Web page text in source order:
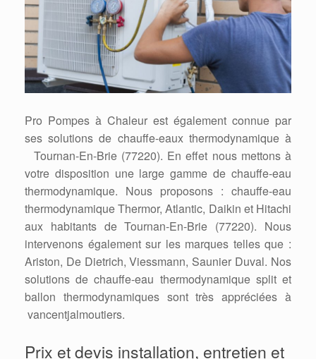
Pro Pompes à Chaleur est également connue par
ses solutions de chauffe-eaux thermodynamique à
Tournan-En-Brie (77220). En effet nous mettons à
votre disposition une large gamme de chauffe-eau
thermodynamique. Nous proposons : chauffe-eau
thermodynamique Thermor, Atlantic, Daikin et Hitachi
aux habitants de Tournan-En-Brie (77220). Nous
intervenons également sur les marques telles que :
Ariston, De Dietrich, Viessmann, Saunier Duval. Nos
solutions de chauffe-eau thermodynamique split et
ballon thermodynamiques sont très appréciées à
vancentjalmoutiers.
Prix et devis installation, entretien et